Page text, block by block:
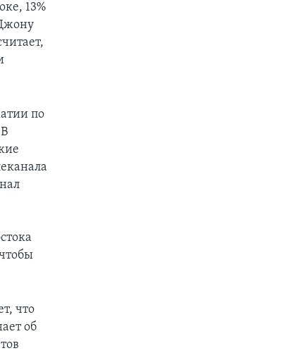
13%
по
что
об